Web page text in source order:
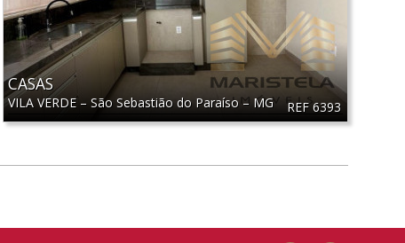
REF 6393
CASAS
VILA VERDE – São Sebastião do Paraíso – MG